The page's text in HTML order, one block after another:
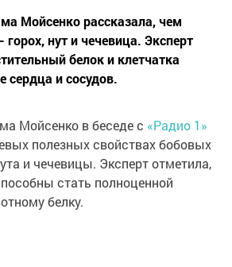
Мойсенко рассказала, чем
нут и чечевица. Эксперт
белок и клетчатка
сердца и сосудов.
Мойсенко в беседе с «Радио 1»
полезных свойствах бобовых
и чечевицы. Эксперт отметила,
стать полноценной
белку.